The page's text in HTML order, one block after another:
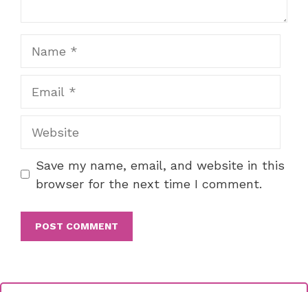
Save my name, email, and website in this
browser for the next time I comment.